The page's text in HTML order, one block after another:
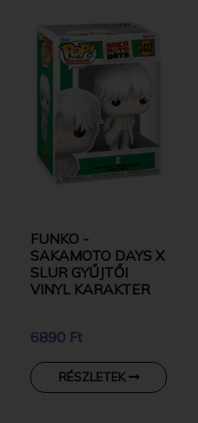
FUNKO -
SAKAMOTO DAYS X
SLUR GYŰJTŐI
VINYL KARAKTER
6890 Ft
RÉSZLETEK